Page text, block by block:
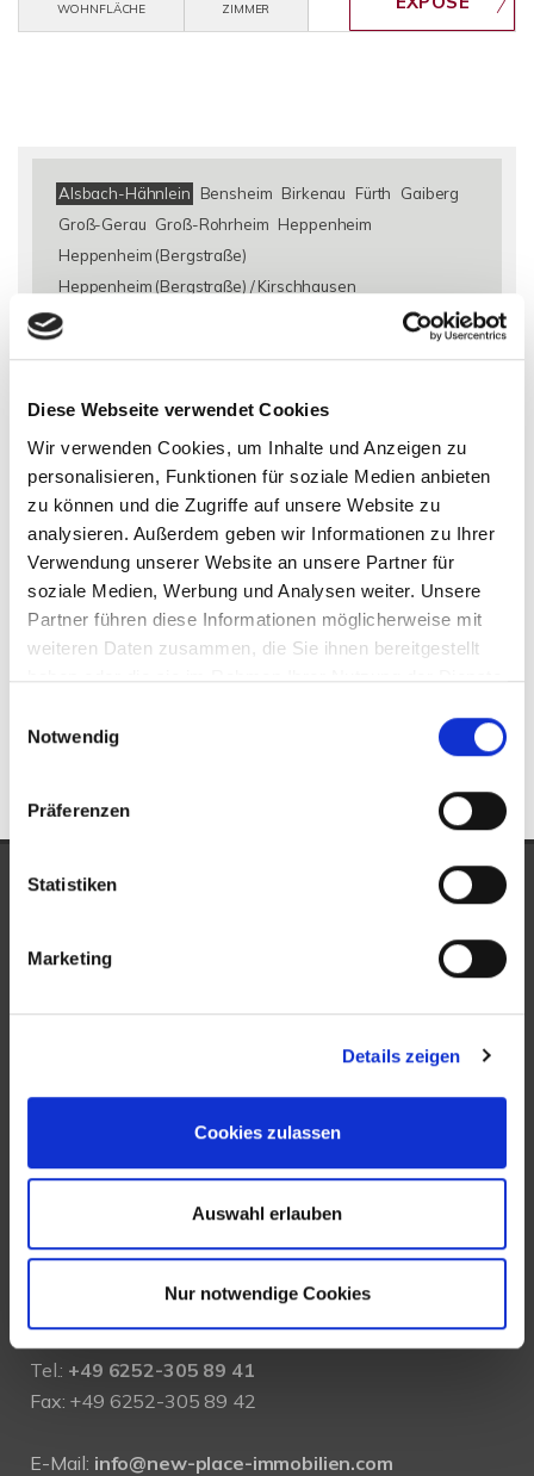
Diese Webseite verwendet Cookies
Wir verwenden Cookies, um Inhalte und Anzeigen zu
personalisieren, Funktionen für soziale Medien anbieten
zu können und die Zugriffe auf unsere Website zu
analysieren. Außerdem geben wir Informationen zu Ihrer
Verwendung unserer Website an unsere Partner für
soziale Medien, Werbung und Analysen weiter. Unsere
Partner führen diese Informationen möglicherweise mit
weiteren Daten zusammen, die Sie ihnen bereitgestellt
haben oder die sie im Rahmen Ihrer Nutzung der Dienste
Notwendig
Präferenzen
Statistiken
Marketing
Details zeigen
Cookies zulassen
Auswahl erlauben
Nur notwendige Cookies
WOHNFLÄCHE
ZIMMER
Alsbach-Hähnlein Bensheim Birkenau Fürth
Gaiberg
Groß-Gerau Groß-Rohrheim Heppenheim
Heppenheim (Bergstraße)
Heppenheim (Bergstraße) / Kirschhausen
Heppenheim (Bergstraße) / Sonderbach
Mörlenbach / Bonsweiher Obernburg am Main
Seeheim-Jugenheim
Wald-Michelbach Weinheim
Weinheim / Hohensachsen Wilhelmsfeld Zwingenberg
Eigentumswohnungen Alsbach-Hähnlein
Eigentumswohnung
Alsbach-Hähnlein
Immo Alsbach-Hähnlein
Wohnungen
Alsbach-Hähnlein
Wohnung suche Alsbach-Hähnlein
Wohnungssuche Alsbach-Hähnlein
Wohnungsanzeigen
Alsbach-Hähnlein
Wohnung Alsbach-Hähnlein
kaufen
UNSERE AUSZEICHNUNGEN
New Place Immobilien
64646 Heppenheim
Tel.: +49 6252-305 89 41
Fax: +49 6252-305 89 42
E-Mail: info@new-place-immobilien.com